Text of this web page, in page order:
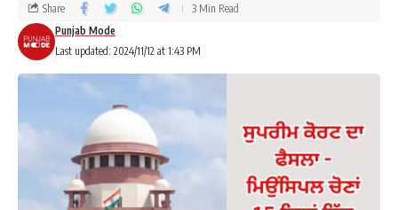
Last updated: 2024/11/12 at 1:43 PM
Punjab Mode
Share 3 Min Read